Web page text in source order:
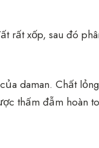
rất xốp, sau đó
daman. Chất
thấm đẫm hoàn